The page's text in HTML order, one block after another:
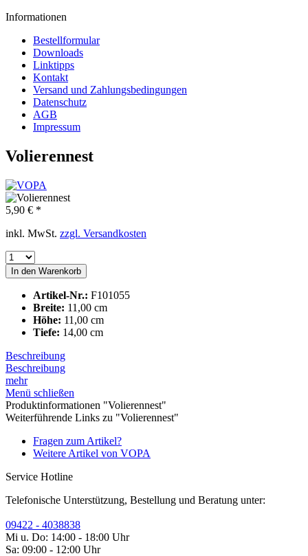
Informationen
Bestellformular
Downloads
Linktipps
Kontakt
Versand und Zahlungsbedingungen
Datenschutz
AGB
Impressum
Volierennest
5,90 € *
inkl. MwSt. zzgl. Versandkosten
In den Warenkorb
Artikel-Nr.: F101055
Breite: 11,00 cm
Höhe: 11,00 cm
Tiefe: 14,00 cm
Beschreibung
Beschreibung
mehr
Menü schließen
Produktinformationen "Volierennest"
Weiterführende Links zu "Volierennest"
Fragen zum Artikel?
Weitere Artikel von VOPA
Service Hotline
Telefonische Unterstützung, Bestellung und Beratung unter:
09422 - 4038838
Mi u. Do: 14:00 - 18:00 Uhr
Sa: 09:00 - 12:00 Uhr